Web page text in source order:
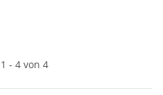
- 4 von 4